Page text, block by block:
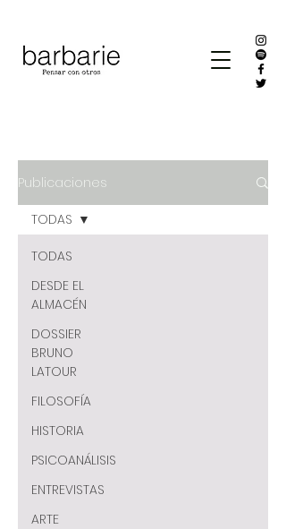
Publicaciones
TODAS
DESDE EL
ALMACÉN
DOSSIER
BRUNO
LATOUR
FILOSOFÍA
HISTORIA
PSICOANÁLISIS
ENTREVISTAS
ARTE
TODAS